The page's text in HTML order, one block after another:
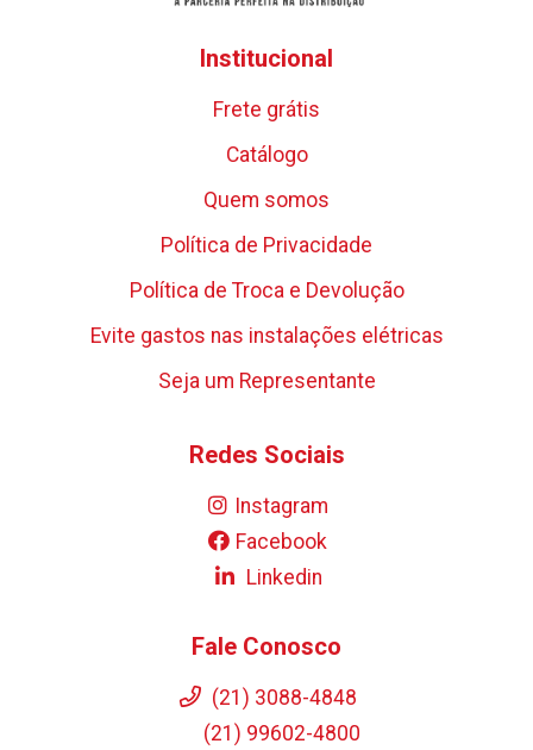
Institucional
Frete grátis
Catálogo
Quem somos
Política de Privacidade
Política de Troca e Devolução
Evite gastos nas instalações elétricas
Seja um Representante
Redes Sociais
Instagram
Facebook
Linkedin
Fale Conosco
(21) 3088-4848
(21) 99602-4800